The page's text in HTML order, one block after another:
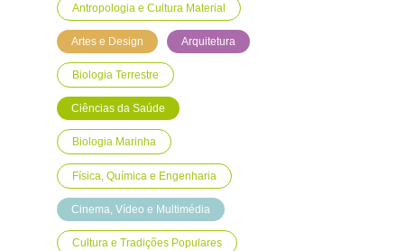
Antropologia e Cultura Material
Artes e Design Arquitetura
Biologia Terrestre
Ciências da Saúde
Biologia Marinha
Física, Química e Engenharia
Cinema, Vídeo e Multimédia
Cultura e Tradições Populares